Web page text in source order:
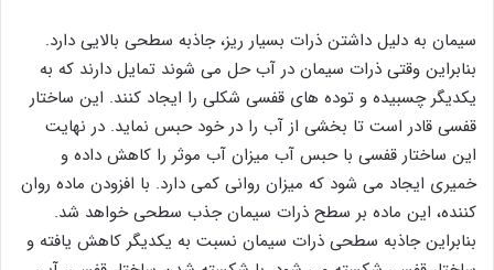
سیمان به دلیل داشتن ذرات بسیار ریز، جاذبه سطحی بالایی دارد.
بنابراین وقتی ذرات سیمان در آب حل می شوند تمایل دارند که به
یکدیگر چسبیده و توده های قفسی شکلی را ایجاد کنند. این ساختار
قفسی قادر است تا بخشی از آب را در خود حبس نماید. در نهایت
این ساختار قفسی با حبس آب میزان آب موثر را کاهش داده و
خمیری ایجاد می شود که میزان روانی کمی دارد. با افزودن ماده روان
کننده، این ماده بر سطح ذرات سیمان جذب سطحی خواهد شد.
بنابراین جاذبه سطحی ذرات سیمان نسبت به یکدیگر کاهش یافته و